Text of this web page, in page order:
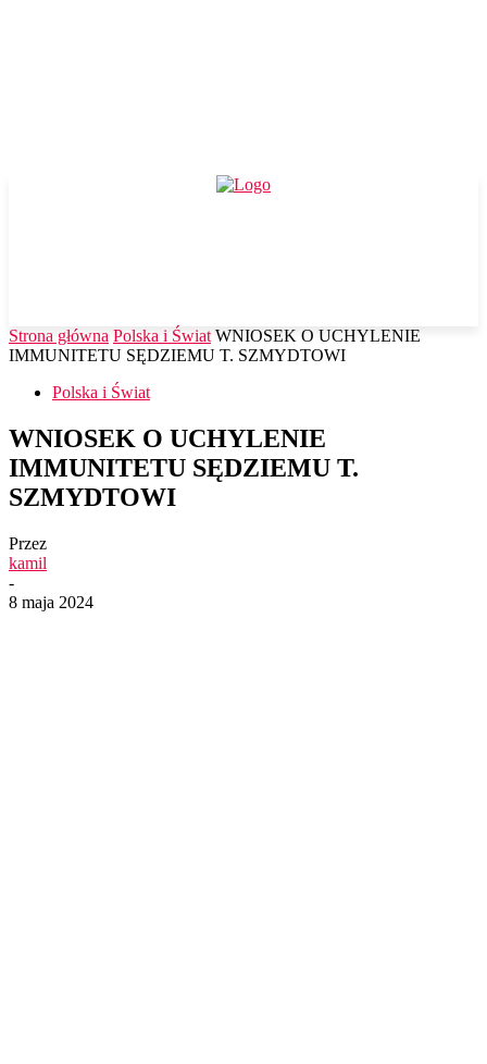
Strona główna Polska i Świat WNIOSEK O UCHYLENIE
IMMUNITETU SĘDZIEMU T. SZMYDTOWI
Polska i Świat
WNIOSEK O UCHYLENIE
IMMUNITETU SĘDZIEMU T.
SZMYDTOWI
Przez
kamil
-
8 maja 2024